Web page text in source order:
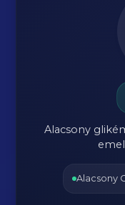
Alacsony
Alacsony